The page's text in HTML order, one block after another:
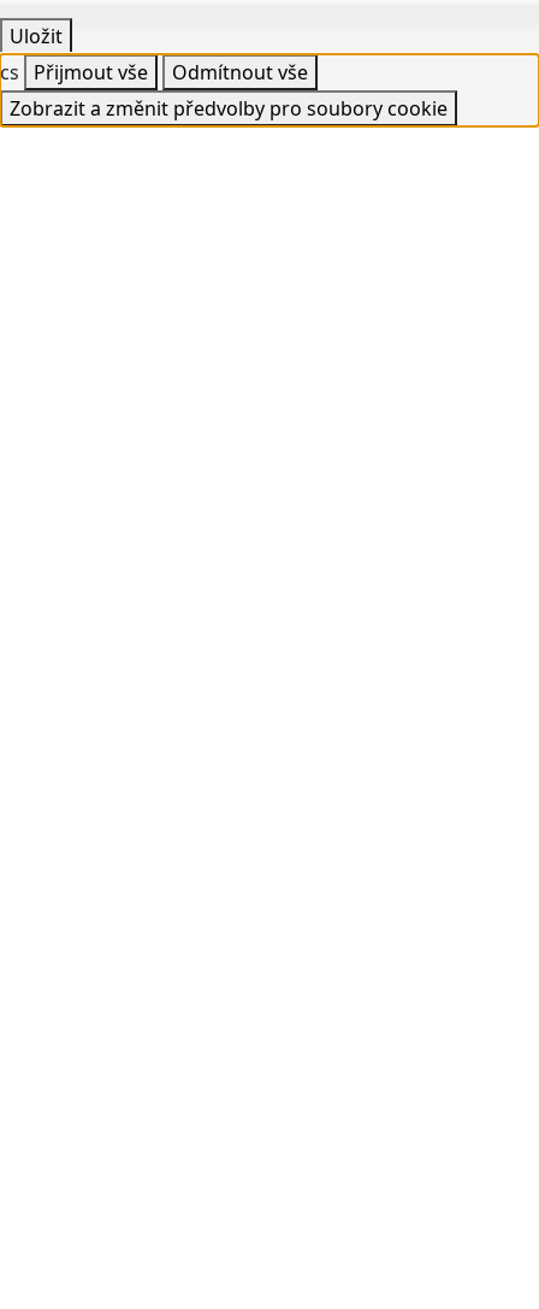
Uložit
cs
Přijmout vše
Odmítnout vše
Zobrazit a změnit předvolby pro soubory cookie